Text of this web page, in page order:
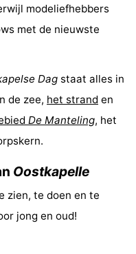
modeliefhebbers
met de nieuwste
Dag staat alles in
de zee, het strand en
De Manteling, het
Oostkapelle
zien, te doen en te
jong en oud!